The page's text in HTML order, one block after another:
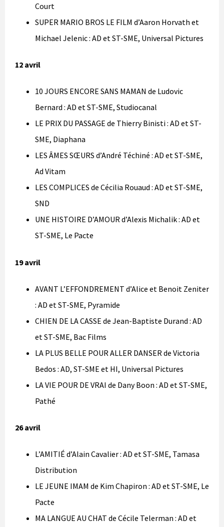
Court
SUPER MARIO BROS LE FILM d’Aaron Horvath et
Michael Jelenic : AD et ST-SME, Universal Pictures
12 avril
10 JOURS ENCORE SANS MAMAN de Ludovic
Bernard : AD et ST-SME, Studiocanal
LE PRIX DU PASSAGE de Thierry Binisti : AD et ST-
SME, Diaphana
LES ÂMES SŒURS d’André Téchiné : AD et ST-SME,
Ad Vitam
LES COMPLICES de Cécilia Rouaud : AD et ST-SME,
SND
UNE HISTOIRE D’AMOUR d’Alexis Michalik : AD et
ST-SME, Le Pacte
19 avril
AVANT L’EFFONDREMENT d’Alice et Benoit Zeniter
: AD et ST-SME, Pyramide
CHIEN DE LA CASSE de Jean-Baptiste Durand : AD
et ST-SME, Bac Films
LA PLUS BELLE POUR ALLER DANSER de Victoria
Bedos : AD, ST-SME et HI, Universal Pictures
LA VIE POUR DE VRAI de Dany Boon : AD et ST-SME,
Pathé
26 avril
L’AMITIÉ d’Alain Cavalier : AD et ST-SME, Tamasa
Distribution
LE JEUNE IMAM de Kim Chapiron : AD et ST-SME, Le
Pacte
MA LANGUE AU CHAT de Cécile Telerman : AD et